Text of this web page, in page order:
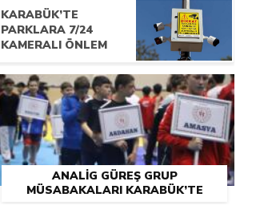
YÖNELİK EĞİTİM
PROGRAMI
KARABÜK’TE
PARKLARA 7/24
KAMERALI ÖNLEM
ANALİG GÜREŞ GRUP
MÜSABAKALARI KARABÜK’TE